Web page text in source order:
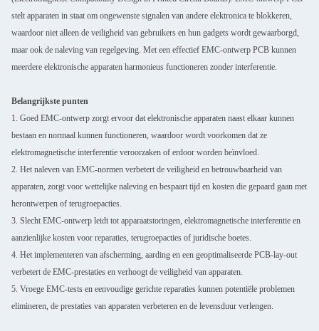
stelt apparaten in staat om ongewenste signalen van andere elektronica te blokkeren,
waardoor niet alleen de veiligheid van gebruikers en hun gadgets wordt gewaarborgd,
maar ook de naleving van regelgeving. Met een effectief EMC-ontwerp PCB kunnen
meerdere elektronische apparaten harmonieus functioneren zonder interferentie.
Belangrijkste punten
1. Goed EMC-ontwerp zorgt ervoor dat elektronische apparaten naast elkaar kunnen
bestaan en normaal kunnen functioneren, waardoor wordt voorkomen dat ze
elektromagnetische interferentie veroorzaken of erdoor worden beïnvloed.
2. Het naleven van EMC-normen verbetert de veiligheid en betrouwbaarheid van
apparaten, zorgt voor wettelijke naleving en bespaart tijd en kosten die gepaard gaan met
herontwerpen of terugroepacties.
3. Slecht EMC-ontwerp leidt tot apparaatstoringen, elektromagnetische interferentie en
aanzienlijke kosten voor reparaties, terugroepacties of juridische boetes.
4. Het implementeren van afscherming, aarding en een geoptimaliseerde PCB-lay-out
verbetert de EMC-prestaties en verhoogt de veiligheid van apparaten.
5. Vroege EMC-tests en eenvoudige gerichte reparaties kunnen potentiële problemen
elimineren, de prestaties van apparaten verbeteren en de levensduur verlengen.